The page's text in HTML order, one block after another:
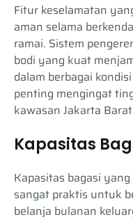
Fitur keselamatan
aman selama
ramai. Sistem
bodi yang kuat
dalam berbagai
penting mengingat
kawasan Jakarta
Kapasitas
Kapasitas bagasi
sangat praktis untuk
belanja bulanan